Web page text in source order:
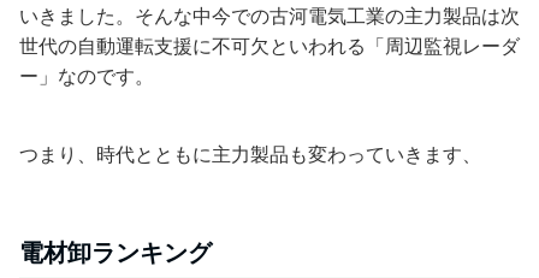
いきました。そんな中今での古河電気工業の主力製品は次
世代の自動運転支援に不可欠といわれる「周辺監視レーダ
ー」なのです。
つまり、時代とともに主力製品も変わっていきます、
電材卸ランキング